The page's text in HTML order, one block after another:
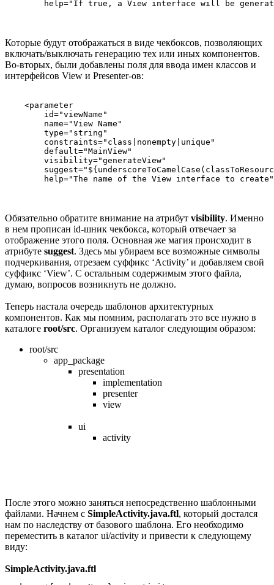
Которые будут отображаться в виде чекбоксов, позволяющих
включать/выключать генерацию тех или иных компонентов.
Во-вторых, были добавлены поля для ввода имен классов и
интерфейсов View и Presenter-ов:
    <parameter
        id="viewName"
        name="View Name"
        type="string"
        constraints="class|nonempty|unique"
        default="MainView"
        visibility="generateView"
Обязательно обратите внимание на атрибут visibility. Именно
в нем прописан id-шник чекбокса, который отвечает за
отображение этого поля. Основная же магия происходит в
атрибуте suggest. Здесь мы убираем все возможные символы
подчеркивания, отрезаем суффикс ‘Activity’ и добавляем свой
суффикс ‘View’. С остальным содержимым этого файла,
думаю, вопросов возникнуть не должно.
Теперь настала очередь шаблонов архитектурных
компонентов. Как мы помним, располагать это все нужно в
каталоге root/src. Организуем каталог следующим образом:
root/src
app_package
presentation
implementation
presenter
view
ui
activity
После этого можно заняться непосредственно шаблонными
файлами. Начнем с SimpleActivity.java.ftl, который достался
нам по наследству от базового шаблона. Его необходимо
переместить в каталог ui/activity и привести к следующему
виду:
SimpleActivity.java.ftl